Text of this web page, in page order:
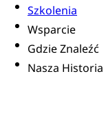
Szkolenia
Wsparcie
Gdzie Znaleźć
Nasza Historia